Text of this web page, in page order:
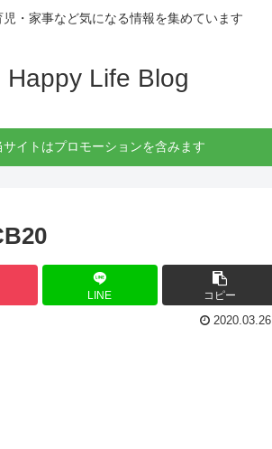
児・家事など気になる情報を集めています
Happy Life Blog
サイトはプロモーションを含みます
LINE コピー
2020.03.26